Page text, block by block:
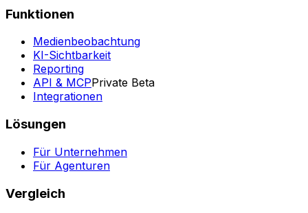
Funktionen
Medienbeobachtung
KI-Sichtbarkeit
Reporting
API & MCPPrivate Beta
Integrationen
Lösungen
Für Unternehmen
Für Agenturen
Vergleich